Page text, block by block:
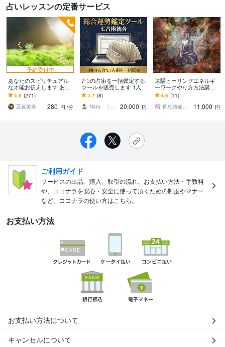
占いレッスンの定番サービス
予約受付中
あなたのスピリチュアル
な才能お伝えします あな
たの能力は決して「気の
せい」ではありません。
同業者様歓迎
4.9 (271)
五嶌美幸
280 円 /分
7つの占術を一括鑑定する
ツールを販売します 1入力
で7占術を一括鑑定。商用
ライセンス標準付属
4.7 (8)
Naru ｜ツール開発＆自動化
20,000 円
遠隔ヒーリングエネルギ
ーワークやり方方法講座
します スピリチュアル/浄
化/チャネリングの動画と
台本テンプレート
4.6 (11)
四柱推命講座が安い！占いと占い集客の学校
11,000 円
ご利用ガイド
サービスの出品、購入、取引の流れ、お支払い方法・手数料
や、ココナラを安心・安全に使って頂くための制度やマナー
など、ココナラの使い方はこちら。
お支払い方法
お支払い方法について
キャンセルについて